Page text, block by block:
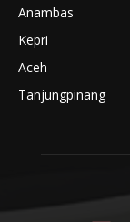
Anambas
Kepri
Aceh
Tanjungpinang